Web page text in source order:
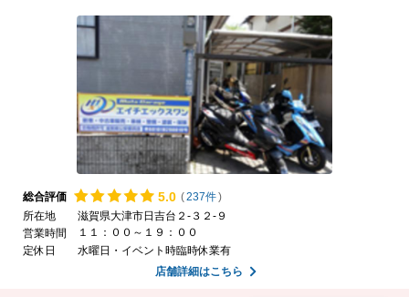
総合評価 5.0 (237件)
所在地
滋賀県大津市日吉台２-３２-９
営業時間
１１：００～１９：００
定休日
水曜日・イベント時臨時休業有
店舗詳細はこちら